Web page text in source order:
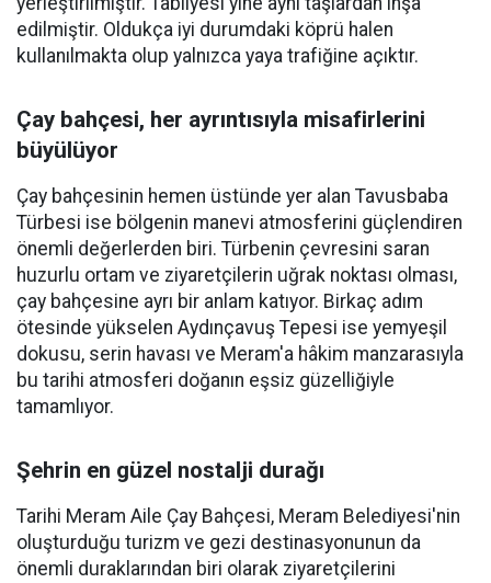
edilmiştir. Oldukça iyi durumdaki köprü halen
kullanılmakta olup yalnızca yaya trafiğine açıktır.
Çay bahçesi, her ayrıntısıyla misafirlerini
büyülüyor
Çay bahçesinin hemen üstünde yer alan Tavusbaba
Türbesi ise bölgenin manevi atmosferini güçlendiren
önemli değerlerden biri. Türbenin çevresini saran
huzurlu ortam ve ziyaretçilerin uğrak noktası olması,
çay bahçesine ayrı bir anlam katıyor. Birkaç adım
ötesinde yükselen Aydınçavuş Tepesi ise yemyeşil
dokusu, serin havası ve Meram'a hâkim manzarasıyla
bu tarihi atmosferi doğanın eşsiz güzelliğiyle
tamamlıyor.
Şehrin en güzel nostalji durağı
Tarihi Meram Aile Çay Bahçesi, Meram Belediyesi'nin
oluşturduğu turizm ve gezi destinasyonunun da
önemli duraklarından biri olarak ziyaretçilerini